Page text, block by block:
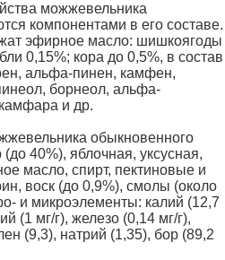
можжевельника
компонентами в его составе.
эфирное масло: шишкоягоды
0,15%; кора до 0,5%, в состав
альфа-пинен, камфен,
борнеол, альфа-
и др.
обыкновенного
40%), яблочная, уксусная,
масло, спирт, пектиновые и
воск (до 0,9%), смолы (около
и микроэлементы: калий (12,7
(1 мг/г), железо (0,14 мг/г),
(9,3), натрий (1,35), бор (89,2